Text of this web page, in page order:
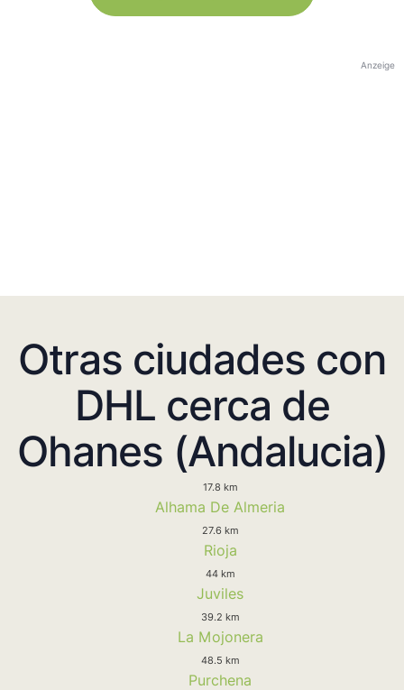
Anzeige
Otras ciudades con
DHL cerca de
Ohanes (Andalucia)
17.8 km
Alhama De Almeria
27.6 km
Rioja
44 km
Juviles
39.2 km
La Mojonera
48.5 km
Purchena